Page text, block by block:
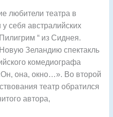
любители театра в
себя австралийских
“ из Сиднея.
Зеландию спектакль
комедиографа
она, окно…». Во второй
театр обратился
автора,